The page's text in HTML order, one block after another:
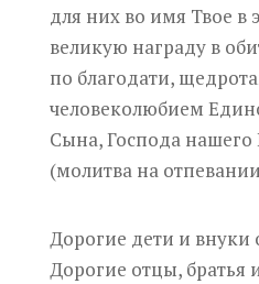
для них во имя Твое в
великую награду в
по благодати,
человеколюбием
Сына, Господа нашего
(молитва на
Дорогие дети и внуки
Дорогие отцы, братья